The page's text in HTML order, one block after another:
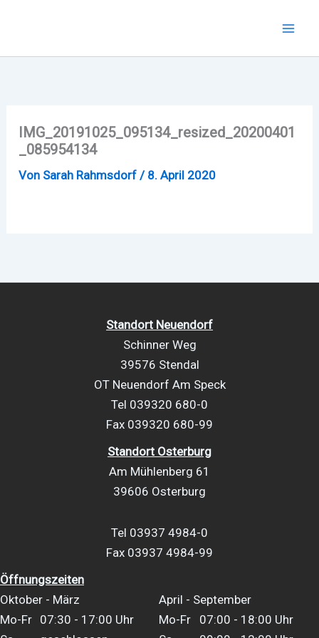
IMG_20191025_095134_resized_20200401
_085954134
Von Sarah Rahmsdorf / 8. April 2020
Standort Neuendorf
Schinner Weg
39576 Stendal
OT Neuendorf Am Speck
Tel 039320 680-0
Fax 039320 680-99
Standort Osterburg
Am Mühlenberg 61
39606 Osterburg
Tel 03937 4984-0
Fax 03937 4984-99
Öffnungszeiten
Oktober - März
April - September
Mo-Fr 07:30 - 17:00 Uhr Mo-Fr
07:00 - 18:00 Uhr